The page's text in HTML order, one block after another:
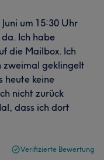
um 15:30 Uhr
Ich habe
die Mailbox. Ich
zweimal geklingelt
heute keine
nicht zurück
dass ich dort
Verifizierte Bewertung